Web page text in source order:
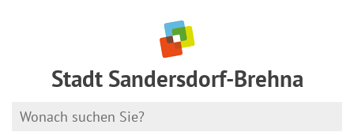
Stadt Sandersdorf-Brehna